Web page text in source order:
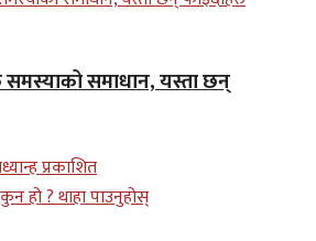
समाधान, यस्ता छन्
प्रकाशित